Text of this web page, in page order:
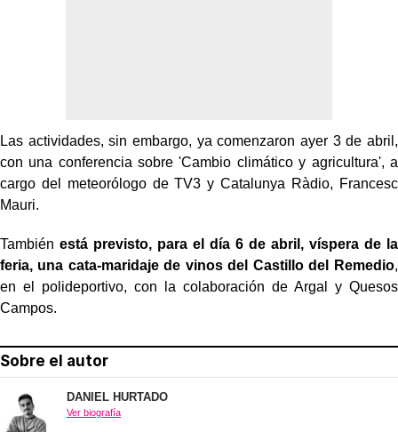
Las actividades, sin embargo, ya comenzaron ayer 3 de abril,
con una conferencia sobre 'Cambio climático y agricultura', a
cargo del meteorólogo de TV3 y Catalunya Ràdio, Francesc
Mauri.
También está previsto, para el día 6 de abril, víspera de la
feria, una cata-maridaje de vinos del Castillo del Remedio,
en el polideportivo, con la colaboración de Argal y Quesos
Campos.
Sobre el autor
DANIEL HURTADO
Ver biografía